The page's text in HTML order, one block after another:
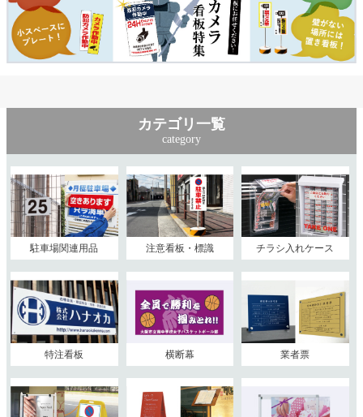
カテゴリ一覧
category
駐車場関連用品 注意看板・標識 チラシ入れケース
特注看板 横断幕 業者票